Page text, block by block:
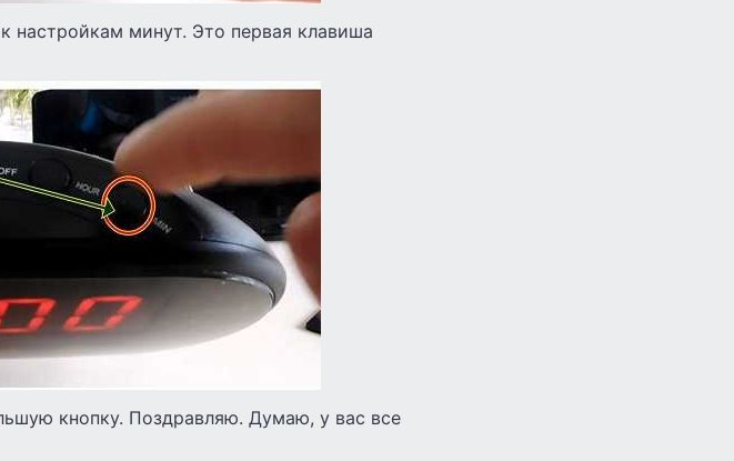
настройкам минут. Это первая клавиша
кнопку. Поздравляю. Думаю, у вас все